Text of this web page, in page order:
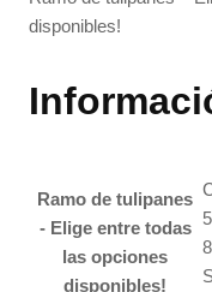
disponibles!
Ramo de tulipanes
- Elige entre todas
las opciones
disponibles!